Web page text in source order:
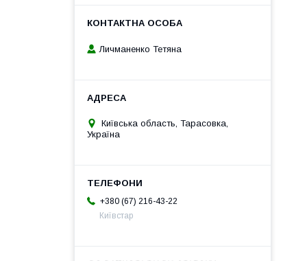
Личманенко Тетяна
Київська область, Тарасовка,
Україна
+380 (67) 216-43-22
Київстар